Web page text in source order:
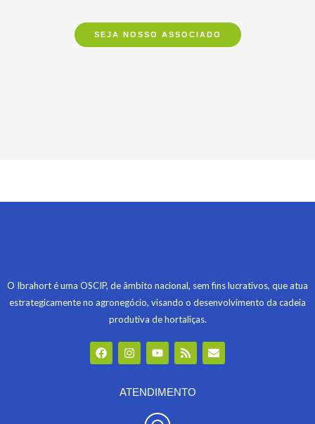
SEJA NOSSO ASSOCIADO
O Ibrahort é uma OSCIP, de âmbito nacional, sem fins lucrativos, que atua
estrategicamente no agronegócio, visando o desenvolvimento da cadeia
produtiva de hortaliças.
F
a
I
n
a
Y
o
u
e
R
s
E
n
ATENDIMENTO